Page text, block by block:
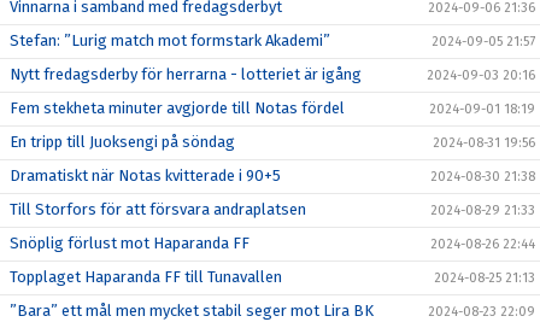
Vinnarna i samband med fredagsderbyt 2024-09-06 21:36
Stefan: ”Lurig match mot formstark Akademi” 2024-09-05 21:57
Nytt fredagsderby för herrarna - lotteriet är igång 2024-09-03 20:16
Fem stekheta minuter avgjorde till Notas fördel 2024-09-01 18:19
En tripp till Juoksengi på söndag 2024-08-31 19:56
Dramatiskt när Notas kvitterade i 90+5 2024-08-30 21:38
Till Storfors för att försvara andraplatsen 2024-08-29 21:33
Snöplig förlust mot Haparanda FF 2024-08-26 22:44
Topplaget Haparanda FF till Tunavallen 2024-08-25 21:13
”Bara” ett mål men mycket stabil seger mot Lira BK 2024-08-23 22:09